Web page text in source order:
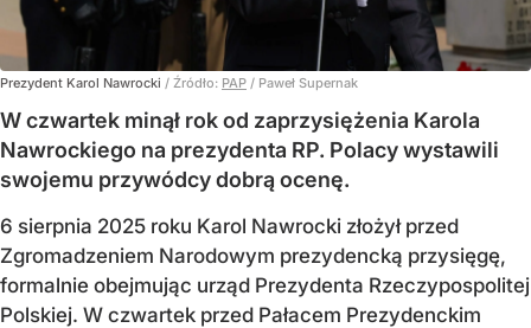
Prezydent Karol Nawrocki / Źródło: PAP / Paweł Supernak
W czwartek minął rok od zaprzysiężenia Karola
Nawrockiego na prezydenta RP. Polacy wystawili
swojemu przywódcy dobrą ocenę.
6 sierpnia 2025 roku Karol Nawrocki złożył przed
Zgromadzeniem Narodowym prezydencką przysięgę,
formalnie obejmując urząd Prezydenta Rzeczypospolitej
Polskiej. W czwartek przed Pałacem Prezydenckim